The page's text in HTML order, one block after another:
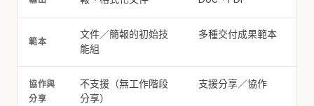
範本
文件／簡報的初始技
能組
多種交付成果範本
協作與
分享
不支援（無工作階段
分享）
支援分享／協作